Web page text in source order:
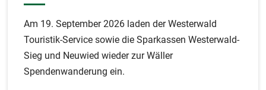
Am 19. September 2026 laden der Westerwald
Touristik-Service sowie die Sparkassen Westerwald-
Sieg und Neuwied wieder zur Wäller
Spendenwanderung ein.